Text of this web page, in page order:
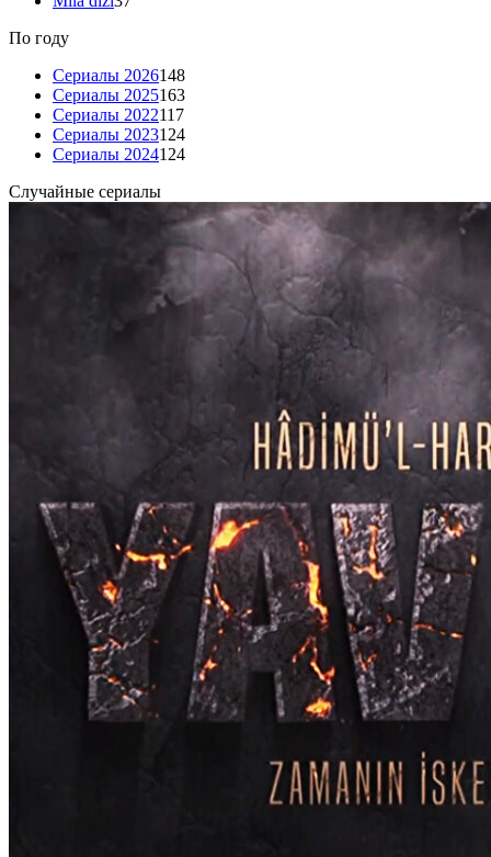
По году
Сериалы 2026148
Сериалы 2025163
Сериалы 2022117
Сериалы 2023124
Сериалы 2024124
Случайные сериалы